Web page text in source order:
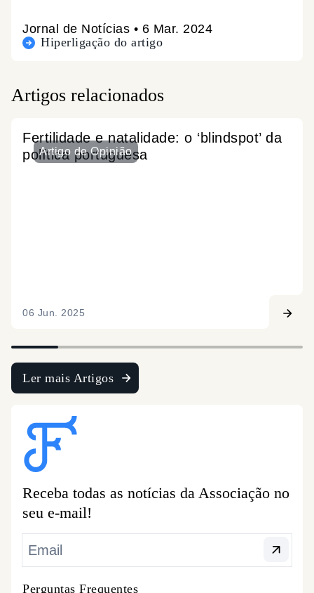
Jornal de Notícias • 6 Mar. 2024
Hiperligação do artigo
Artigos relacionados
Artigo de Opinião
Fertilidade e natalidade: o ‘blindspot’ da
política portuguesa
06 Jun. 2025
Ler mais Artigos
Receba todas as notícias da Associação no
seu e-mail!
Perguntas Frequentes